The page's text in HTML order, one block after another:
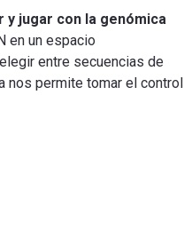
jugar con la genómica
en un espacio
entre secuencias de
nos permite tomar el control